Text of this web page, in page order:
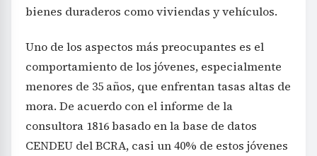
bienes duraderos como viviendas y vehículos.
Uno de los aspectos más preocupantes es el
comportamiento de los jóvenes, especialmente
menores de 35 años, que enfrentan tasas altas de
mora. De acuerdo con el informe de la
consultora 1816 basado en la base de datos
CENDEU del BCRA, casi un 40% de estos jóvenes